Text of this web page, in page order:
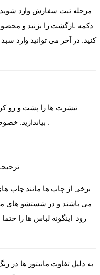
مرحله ثبت سفارش وارد شوید.
دکمه بازگشت را بزنید و
کنید. در آخر می توانید وارد
بیاندازید. خصوصا لباس هایی که دارای چاپ می باشند .
می باشند و در شستشو های
رود. اینگونه لباس ها را